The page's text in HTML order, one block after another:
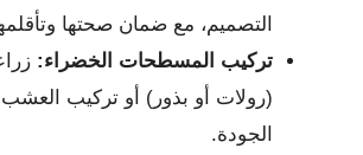
التصميم، مع ضمان صحتها
تركيب المسطحات الخضراء:
(رولات أو بذور) أو تركيب
الجودة.